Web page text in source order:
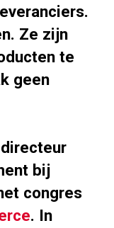
Ze zijn
te
geen
bij
congres
. In